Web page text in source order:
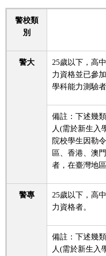
警校類
別
警大
25歲以下，高
力資格並已參
學科能力測驗者
備註：下述幾
人(需於新生入
院校學生因勒
區、香港、澳
者，在臺灣地
警專
25歲以下，高
力資格者。
備註：下述幾
人(需於新生入